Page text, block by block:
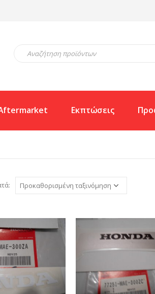
Εκπτώσεις